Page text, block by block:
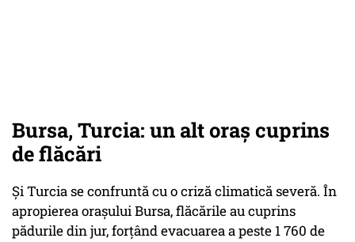
Bursa, Turcia: un alt oraș cuprins
de flăcări
Și Turcia se confruntă cu o criză climatică severă. În
apropierea orașului Bursa, flăcările au cuprins
pădurile din jur, forțând evacuarea a peste 1 760 de